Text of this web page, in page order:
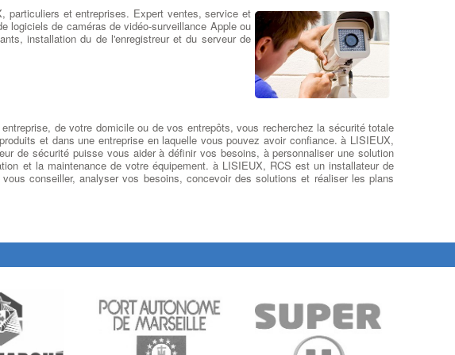
les touchpad hors services sont
des problèmes courants pour les
propriétaires d'ordinateurs
portables. à LISIEUX D'une
manière générale, et mise à part
les dysfonctionnements d'ordre
réparations du clavier de l'ordinateur portable
peuvent être effectuées : Désoxydation, remplacement de
TouchPad à LISIEUX ... Mais généralement, lorsque ceux-ci
sont fortement sollicités, ou bien lorsque les causes de
défaillances du clavier sont diagnostiquéesd'origine sinistre :
renversement café, gouttes d'eau, environnement humide,
le remplacement d'un clavier défectueux est proposé. A
l'inverse, si le clavier de votre ordinateur portable ne fonctionne
externe sur port usb. à LISIEUX Si votre clavier ne fonctionne
Soft.:Trouver Un Réparateur Ordi Portable
Réparation Thermique sur Ordi
particuliers et entreprises. Expert ventes, service et
logiciels de caméras de vidéo-surveillance Apple ou
installation du de l'enregistreur et du serveur de
de votre domicile ou de vos entrepôts, vous recherchez la sécurité totale
et dans une entreprise en laquelle vous pouvez avoir confiance. à LISIEUX,
de sécurité puisse vous aider à définir vos besoins, à personnaliser une solution
et la maintenance de votre équipement. à LISIEUX, RCS est un installateur de
conseiller, analyser vos besoins, concevoir des solutions et réaliser les plans